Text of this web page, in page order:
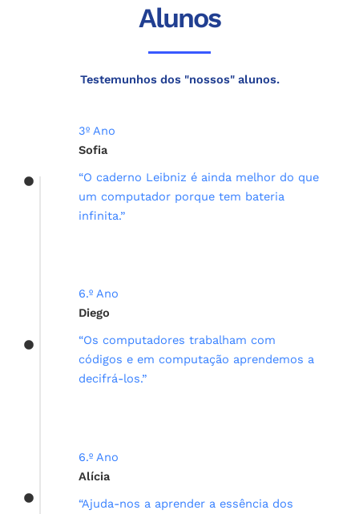
Alunos
Testemunhos dos "nossos" alunos.
3º Ano
Sofia
“O caderno Leibniz é ainda melhor do que
um computador porque tem bateria
infinita.​”
6.º Ano
Diego
“Os computadores trabalham com
códigos e em computação aprendemos a
decifrá-los.”
6.º Ano
Alícia
“Ajuda-nos a aprender a essência dos